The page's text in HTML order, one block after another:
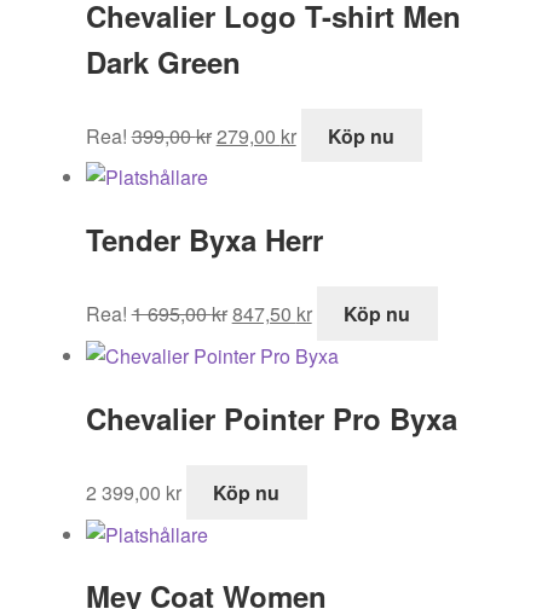
Chevalier Logo T-shirt Men
Dark Green
Rea! 399,00kr
ursprungliga
399,00 kr.
279,00 kr
nuvarande
279,00 kr.
Köp nu
Tender Byxa Herr
Rea! 1 695,00kr
ursprungliga
priset
1
847,50 kr
nuvarande
priset
847,50 kr.
Köp nu
Chevalier Pointer Pro Byxa
2 399,00 kr Köp nu
Mey Coat Women